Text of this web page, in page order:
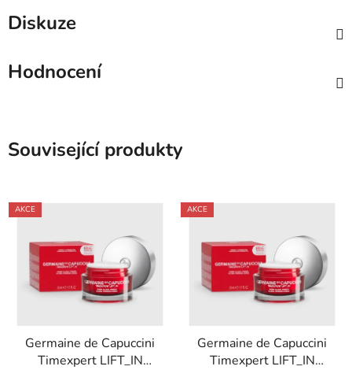
Diskuze
Hodnocení
Související produkty
AKCE
Germaine de Capuccini
Timexpert LIFT_IN
AKCE
Germaine de Capuccini
Timexpert LIFT_IN